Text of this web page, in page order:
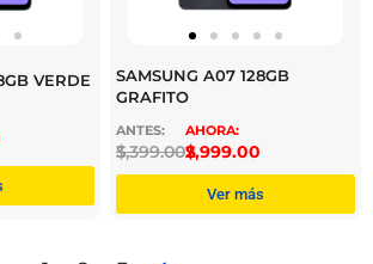
VERDE
SAMSUNG A07 128GB
GRAFITO
$
3,399.00$
2,999.00
Ver más